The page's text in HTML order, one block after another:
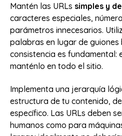
Mantén las URLs simples y
caracteres especiales,
parámetros innecesarios.
palabras en lugar de guiones
consistencia es fundamental:
manténlo en todo el sitio.
Implementa una jerarquía
estructura de tu contenido,
específico. Las URLs deben
humanos como para